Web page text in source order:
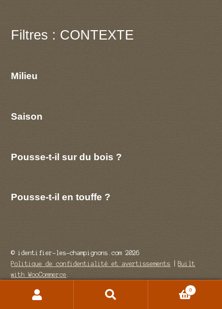
Filtres : CONTEXTE
Milieu
Saison
Pousse-t-il sur du bois ?
Pousse-t-il en touffe ?
© identifier-les-champignons.com 2026
Politique de confidentialité et avertissements
Built
with WooCommerce
Recherche
0